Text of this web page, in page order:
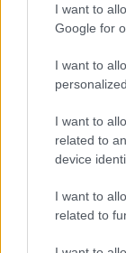
I want to
Google for
I want to
I want to
related to
device
I want to
related to
pedig saját
szerzemény
elrejtett benne!